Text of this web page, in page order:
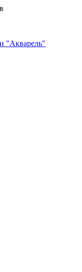
"Акварель"